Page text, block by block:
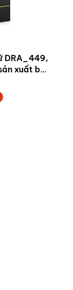
DRA_449,
xuất bởi